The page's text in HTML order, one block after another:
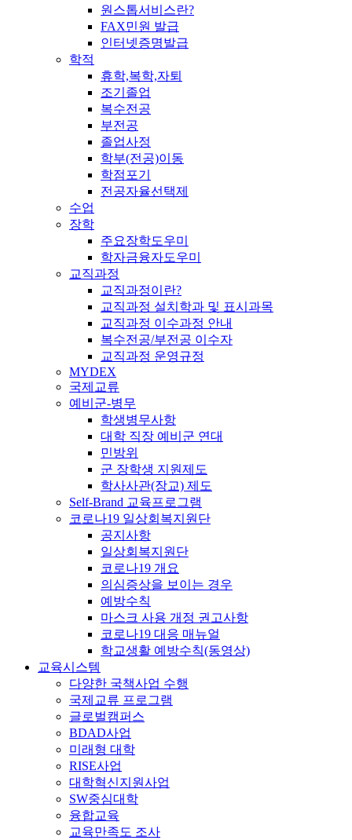
원스톱서비스란?
FAX민원 발급
인터넷증명발급
학적
휴학,복학,자퇴
조기졸업
복수전공
부전공
졸업사정
학부(전공)이동
학점포기
전공자율선택제
수업
장학
주요장학도우미
학자금융자도우미
교직과정
교직과정이란?
교직과정 설치학과 및 표시과목
교직과정 이수과정 안내
복수전공/부전공 이수자
교직과정 운영규정
MYDEX
국제교류
예비군-병무
학생병무사항
대학 직장 예비군 연대
민방위
군 장학생 지원제도
학사사관(장교) 제도
Self-Brand 교육프로그램
코로나19 일상회복지원단
공지사항
일상회복지원단
코로나19 개요
의심증상을 보이는 경우
예방수칙
마스크 사용 개정 권고사항
코로나19 대응 매뉴얼
학교생활 예방수칙(동영상)
교육시스템
다양한 국책사업 수행
국제교류 프로그램
글로벌캠퍼스
BDAD사업
미래형 대학
RISE사업
대학혁신지원사업
SW중심대학
융합교육
교육만족도 조사